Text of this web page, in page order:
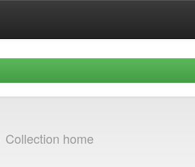
Collection home